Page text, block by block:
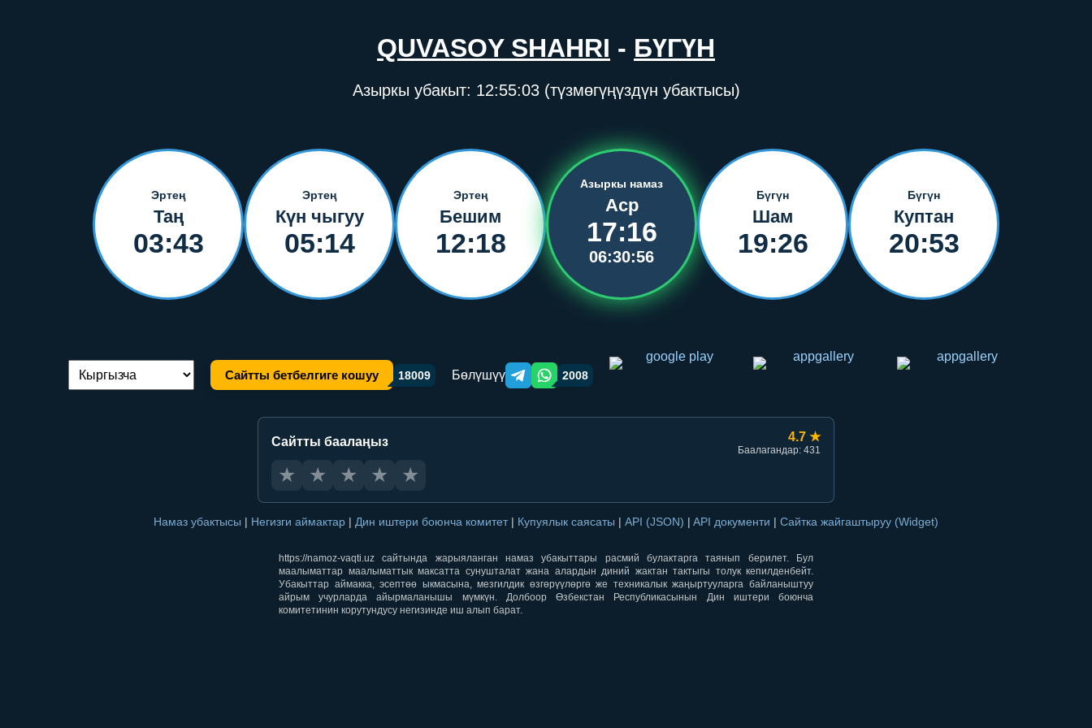
QUVASOY SHAHRI - БҮГҮН
Азыркы убакыт: 12:55:03(түзмөгүңүздүн убактысы)
Эртең
Таң
03:43
Эртең
Күн чыгуу
05:14
Эртең
Бешим
12:18
Азыркы намаз
Аср
17:16
06:30:56
Бүгүн
Шам
19:26
Бүгүн
Куптан
20:53
Тилди алмаштыруу: Сайтты бетбелгиге кошуу 18009 Бөлүшүү Telegram orqali ulashish
WhatsApp orqali ulashish
2008
Сайтты баалаңыз 4.7 ★
Баалагандар: 431
★ ★ ★ ★ ★
Намаз убактысы | Негизги аймактар | Дин иштери боюнча комитет | Купуялык саясаты | API (JSON) | API документи | Сайтка жайгаштыруу (Widget)
https://namoz-vaqti.uz сайтында жарыяланган намаз убакыттары расмий булактарга таянып берилет. Бул
маалыматтар маалыматтык максатта сунушталат жана алардын диний жактан тактыгы толук кепилденбейт.
Убакыттар аймакка, эсептөө ыкмасына, мезгилдик өзгөрүүлөргө же техникалык жаңыртууларга байланыштуу
айрым учурларда айырмаланышы мүмкүн. Долбоор Өзбекстан Республикасынын Дин иштери боюнча
комитетинин корутундусу негизинде иш алып барат.